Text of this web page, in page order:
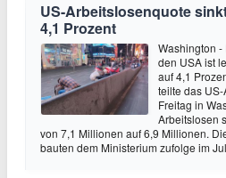
US-Arbeitslosenquote
4,1 Prozent
Washington
den USA ist
auf 4,1
teilte das
Freitag in
Arbeitslosen
von 7,1 Millionen auf 6,9 Millionen.
bauten dem Ministerium zufolge im